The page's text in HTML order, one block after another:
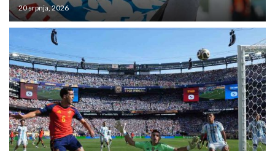
20 srpnja, 2026